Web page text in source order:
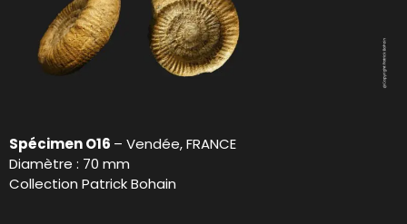
Spécimen O16 – Vendée, FRANCE
Diamètre : 70 mm
Collection Patrick Bohain